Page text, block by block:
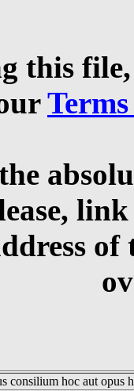
this
consilium hoc aut opus